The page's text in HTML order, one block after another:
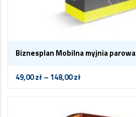
Biznesplan Mobilna myjnia parowa
49,00zł– 148,00zł